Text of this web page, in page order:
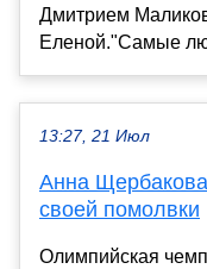
Дмитрием
Еленой."Самые
13:27, 21 Июл
Анна
своей помолвки
Олимпийская